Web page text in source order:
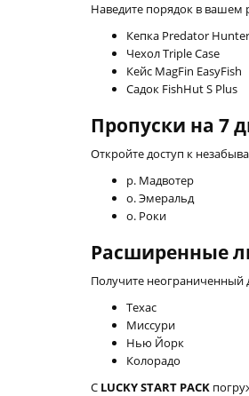
Наведите порядок в вашем
Кепка Predator Hunter
Чехол Triple Case
Кейс MagFin EasyFish
Садок FishHut S Plus
Пропуски на 7
Откройте доступ к
р. Мадвотер
о. Эмеральд
о. Роки
Расширенные
Получите
Техас
Миссури
Нью Йорк
Колорадо
С LUCKY START PACK